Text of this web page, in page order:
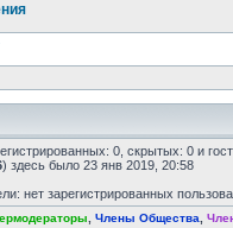
0, скрытых: 0 и
) здесь было 23 янв 2019, 20:58
нет зарегистрированных
Члены Общества